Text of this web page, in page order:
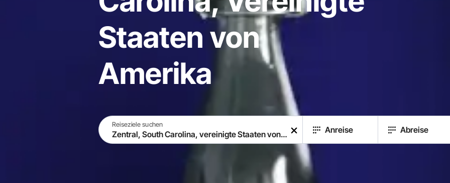
Staaten von
Amerika
Reiseziele suchen
Anreise Abreise